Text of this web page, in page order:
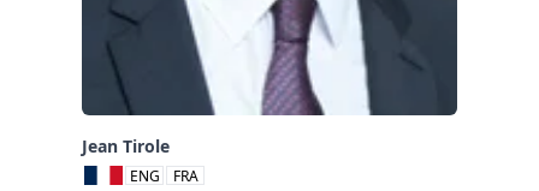
Jean Tirole
ENG FRA